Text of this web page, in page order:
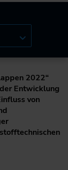
2022“
Entwicklung
von